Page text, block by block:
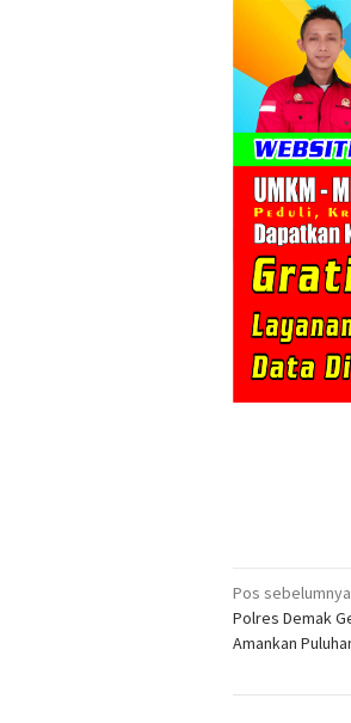
Navigasi
pos
Pos sebelumnya
Polres Demak
Amankan